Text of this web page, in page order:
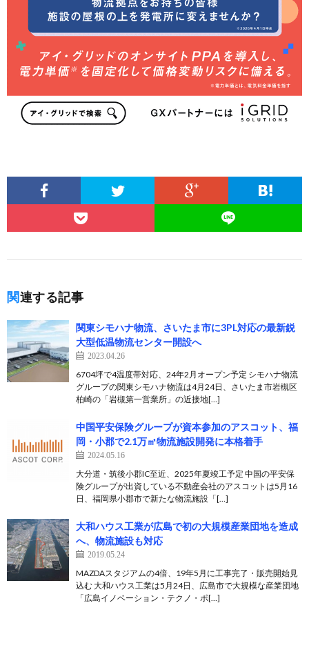
関連する記事
関東シモハナ物流、さいたま市に3PL対応の最新鋭
大型低温物流センター開設へ
2023.04.26
6704坪で4温度帯対応、24年2月オープン予定 シモハナ物流
グループの関東シモハナ物流は4月24日、さいたま市岩槻区
柏崎の「岩槻第一営業所」の近接地[…]
中国平安保険グループが資本参加のアスコット、福
岡・小郡で2.1万㎡物流施設開発に本格着手
2024.05.16
大分道・筑後小郡IC至近、2025年夏竣工予定 中国の平安保
険グループが出資している不動産会社のアスコットは5月16
日、福岡県小郡市で新たな物流施設「[…]
大和ハウス工業が広島で初の大規模産業団地を造成
へ、物流施設も対応
2019.05.24
MAZDAスタジアムの4倍、19年5月に工事完了・販売開始見
込む 大和ハウス工業は5月24日、広島市で大規模な産業団地
「広島イノベーション・テクノ・ポ[…]